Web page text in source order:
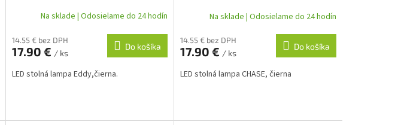
Na sklade | Odosielame do 24 hodín
14.55 € bez DPH
17.90 € / ks
Do košíka
LED stolná lampa Eddy,čierna.
Na sklade | Odosielame do 24 hodín
14.55 € bez DPH
17.90 € / ks
Do košíka
LED stolná lampa CHASE, čierna